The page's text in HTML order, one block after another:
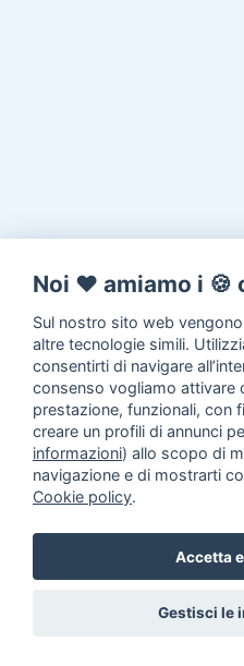
Annunci animali
annuncio
Facebook|
Noi ♥️ amiamo i 🍪
Sul nostro sito web
altre tecnologie simili.
consentirti di navigare
consenso vogliamo attivare
prestazione, funzionali, con
creare un profili di annunci
informazioni) allo scopo di
navigazione e di mostrarti
Cookie policy.
Accetta
Gestisci le